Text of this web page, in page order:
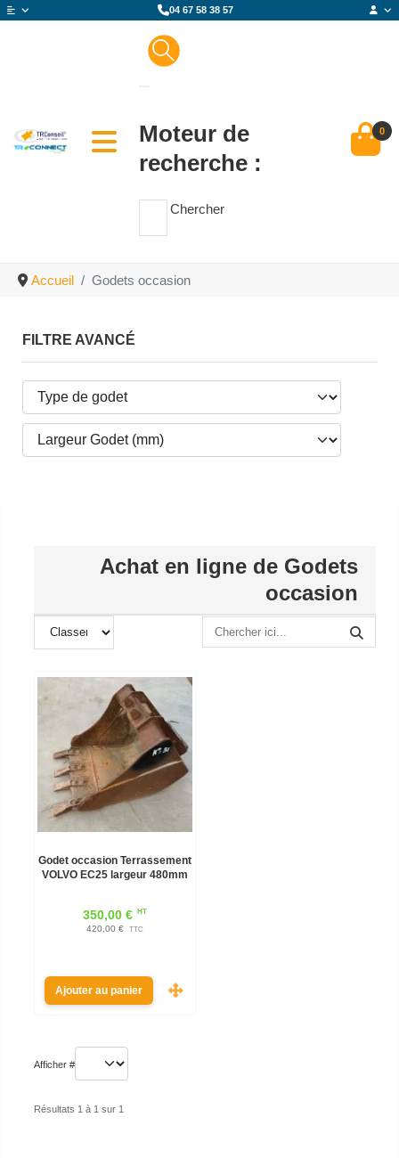
04 67 58 38 57
Moteur de
recherche :
Chercher
0
Accueil Godets occasion
FILTRE AVANCÉ
Achat en ligne de Godets
occasion
Godet occasion Terrassement
VOLVO EC25 largeur 480mm
350,00 € HT
420,00 € TTC
Ajouter au panier
Afficher #
Résultats 1 à 1 sur 1